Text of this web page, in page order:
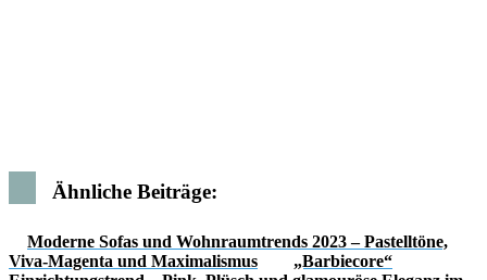
Ähnliche Beiträge:
Moderne Sofas und Wohnraumtrends 2023 – Pastelltöne,
Viva-Magenta und Maximalismus
„Barbiecore“